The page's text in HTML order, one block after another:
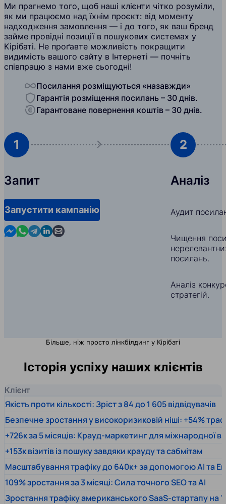
Ми прагнемо того, щоб наші клієнти чітко розуміли,
як ми працюємо над їхнім проєкт: від моменту
надходження замовлення — і до того, як ваш бренд
займе провідні позиції в пошукових системах у
Кірібаті. Не проґавте можливість покращити
видимість вашого сайту в Інтернеті — почніть
співпрацю з нами вже сьогодні!
Посилання розміщуються «назавжди»
Гарантія розміщення посилань – 30 днів.
Гарантоване повернення коштів – 30 днів.
1
Запит
Запустити кампанію
Contact us in Messenger
Contact us in WhatsApp
Contact us in Telegram
Contact us in Linkedin
Contact us by email
2
Аналіз
Аудит
Чищення
посилань.
Аналіз
стратегій.
Більше, ніж просто лінкбілдинг у Кірібаті
Історія успіху наших клієнтів
Клієнт
Якість проти кількості: Зріст з 84 до 1 605 відвідувачів
Безпечне зростання у високоризиковій ніші: +54%
+726к за 5 місяців: Крауд-маркетинг для міжнародної
+153к візитів із пошуку завдяки крауду та сабмітам
Масштабування трафіку до 640к+ за допомогою AI та
109% зростання за 3 місяці: Сила точного SEO та AI
Зростання трафіку американського SaaS-стартапу на